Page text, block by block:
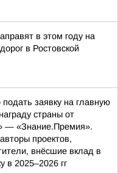
в этом году на
в Ростовской
заявку на главную
страны от
— «Знание.Премия».
проектов,
внёсшие вклад в
в 2025–2026 гг